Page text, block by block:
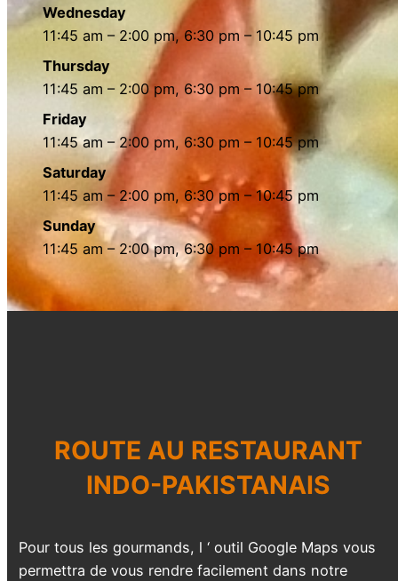
Wednesday
11:45 am – 2:00 pm, 6:30 pm – 10:45 pm
Thursday
11:45 am – 2:00 pm, 6:30 pm – 10:45 pm
Friday
11:45 am – 2:00 pm, 6:30 pm – 10:45 pm
Saturday
11:45 am – 2:00 pm, 6:30 pm – 10:45 pm
Sunday
11:45 am – 2:00 pm, 6:30 pm – 10:45 pm
ROUTE AU RESTAURANT
INDO-PAKISTANAIS
Pour tous les gourmands, l ‘ outil Google Maps vous
permettra de vous rendre facilement dans notre